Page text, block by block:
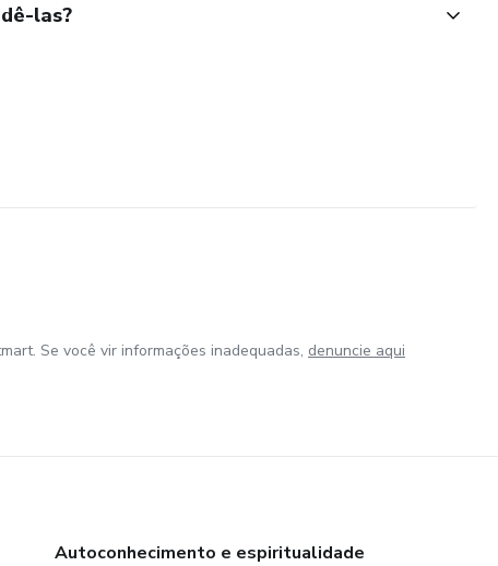
las?
Se você vir informações inadequadas, denuncie aqui
Autoconhecimento e espiritualidade